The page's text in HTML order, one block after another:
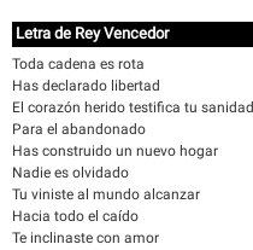
Letra de Rey Vencedor
Toda cadena es rota
Has declarado libertad
El corazón herido testifica tu sanidad
Para el abandonado
Has construido un nuevo hogar
Nadie es olvidado
Tu viniste al mundo alcanzar
Hacia todo el caído
Te inclinaste con amor